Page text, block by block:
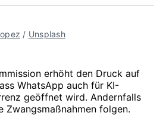
WhatsApp
Mail
/ Unsplash
erhöht den Druck auf
WhatsApp auch für KI-
geöffnet wird. Andernfalls
Zwangsmaßnahmen folgen.